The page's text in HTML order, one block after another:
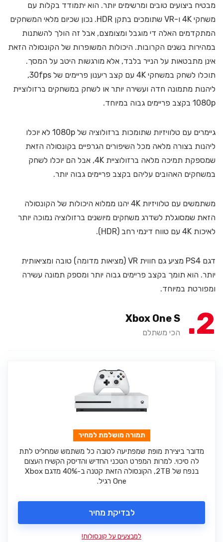
מבטיח ביצועים טובים ומרשימים יותר. הוא יתמודד בקלות עם
משחקי 4K ו-VR שתומכים בתקן HDR. נכון שכיום מלאי המשחקים
המתקדמים האלה די מוגבל ומצומצם, אבל זה הולך להשתנות
במהירות בשנים הקרובות. היכולות המשופרות של הקונסולה הזאת
אינן מתבטאות על הנייר בלבד, אלא מורגשות היטב על המסך.
תוכלו לשחק במשחקי 4K עם קצב ריענון פריימים של 30fps,
ליהנות מתמונה חדה ועשירה יותר או לשחק במשחקים ברזולוציית
1080p בקצב פריימים גבוה במיוחד.
גיימרים עם טלוויזיות שתומכות ברזולוציה של 1080p לא יוכלו
ליהנות בצורה מלאה מכל השיפורים הגרפיים בקונסולה הזאת
שמספקת תמיכה מלאה ברזולוציית 4K, אבל הם יוכלו לשחק
במשחקים האהובים עליהם בקצב פריימים גבוה יותר.
משתמשים עם טלוויזיות 4K יהנו ממלוא היכולות של הקונסולה
הזאת שמסוגלת לשדרג משחקים מיושנים ברזולוציה נמוכה יותר
לאיכות 4K עם טווח דינמי רחב (HDR).
דגם PS4 מציע גם חווית VR (מציאות מדומה) טובה ומציאותית
יותר. הוא תומך בקצב פריימים גבוה יותר ומספק תמונה עשירה
ומפורטת במיוחד.
2
Xbox One S
הכי משתלם
תמורה מושלמת למחיר
מדובר ביצירת מופת שמפתיעה לטובה כל משתמש שמחליט לתת
לה סיכוי. למרות המפרט הטכני החדיש והדיסק הקשיח העצום
בנפח של 2TB, הקונסולה הזאת קטנה ב-40% מדגם Xbox
One רגיל.
לבדיקת מחיר
למבצעים על קונסולות!